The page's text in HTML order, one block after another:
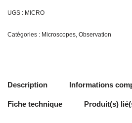
UGS : MICRO
Catégories : Microscopes, Observation
Description Informations
Fiche technique Produit(s)